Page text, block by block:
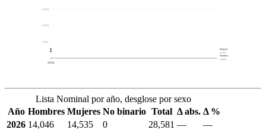
16,081
19,569
23,058
2026
Mujeres
14,535
Hombres
14,046
Lista Nominal por año, desglose por sexo
Año Hombres Mujeres No binario Total Δ abs. Δ %
2026 14,046 14,535 0 28,581 — —